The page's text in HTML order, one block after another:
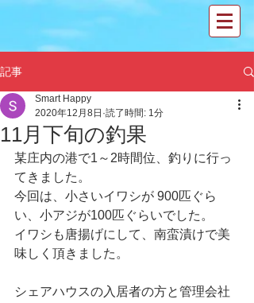
記事
11月下旬の釣果
Smart Happy
2020年12月8日 読了時間: 1分
某庄内の港で1～2時間位、釣りに行っ
てきました。
今回は、小さいイワシが 900匹ぐら
い、小アジが100匹ぐらいでした。
イワシも唐揚げにして、南蛮漬けで美
味しく頂きました。
シェアハウスの入居者の方と管理会社